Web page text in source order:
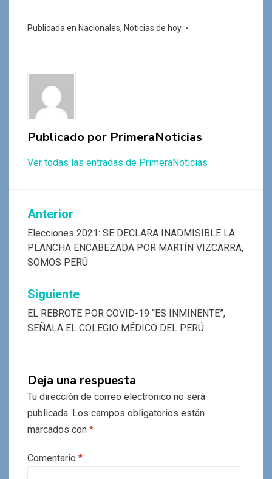
ce
o
k
at
p
tt e
se m
Publicada en Nacionales, Noticias de hoy
Publicado por PrimeraNoticias
Ver todas las entradas de PrimeraNoticias
Navegación
de
entradas
Anterior
Elecciones 2021: SE DECLARA INADMISIBLE LA
PLANCHA ENCABEZADA POR MARTÍN VIZCARRA,
SOMOS PERÚ
Siguiente
EL REBROTE POR COVID-19 “ES INMINENTE”,
SEÑALA EL COLEGIO MÉDICO DEL PERÚ
Deja una respuesta
Tu dirección de correo electrónico no será
publicada. Los campos obligatorios están
marcados con *
Comentario *